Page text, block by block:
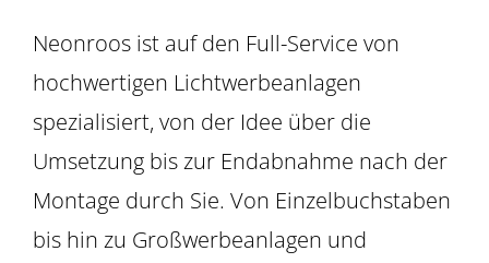
Neonroos ist auf den Full-Service von
hochwertigen Lichtwerbeanlagen
spezialisiert, von der Idee über die
Umsetzung bis zur Endabnahme nach der
Montage durch Sie. Von Einzelbuchstaben
bis hin zu Großwerbeanlagen und